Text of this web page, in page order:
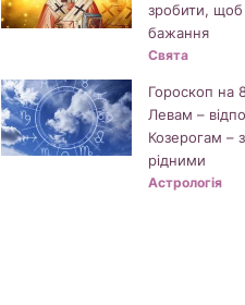
зробити, щоб
бажання
Свята
Гороскоп на
Левам –
Козерогам –
рідними
Астрологія